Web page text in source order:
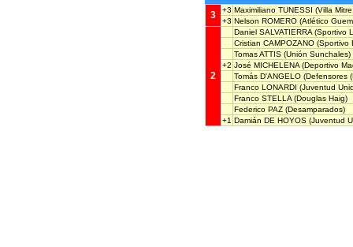
3 +3 Maximiliano TUNESSI (Villa
+3 Nelson ROMERO (Atlético
2
Daniel SALVATIERRA(Sportivo
Cristian CAMPOZANO (Sportivo
Tomas ATTIS (Unión Sunchales)
+2 José MICHELENA(Deportivo
Tomás D'ANGELO (Defensores
Franco LONARDI (Juventud
Franco STELLA(Douglas Haig)
Federico PAZ (Desamparados)
+1 Damián DE HOYOS (Juventud